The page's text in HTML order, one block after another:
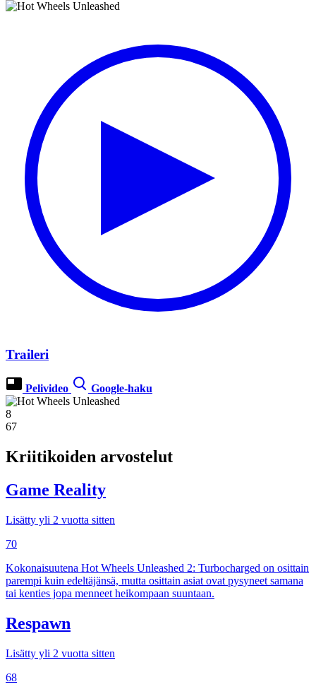
Traileri
Pelivideo Google-haku
8
67
Kriitikoiden arvostelut
Game Reality
Lisätty yli 2 vuotta sitten
70
Kokonaisuutena Hot Wheels Unleashed 2: Turbocharged on osittain
parempi kuin edeltäjänsä, mutta osittain asiat ovat pysyneet samana
tai kenties jopa menneet heikompaan suuntaan.
Respawn
Lisätty yli 2 vuotta sitten
68